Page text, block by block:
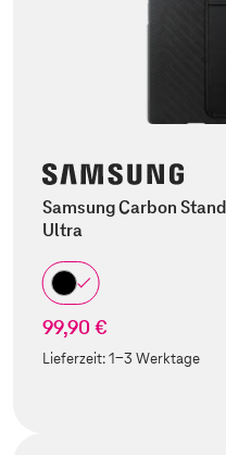
Samsung Carbon
Ultra
99,90 €
Lieferzeit:1-3 Werktage